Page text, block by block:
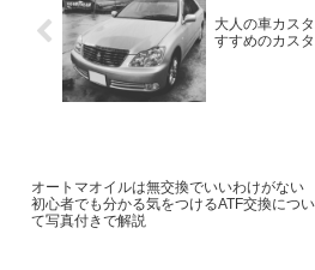
大人の車カス
すすめのカス
オートマオイルは無交換でいいわけがない
初心者でも分かる気をつけるATF交換につい
て写真付きで解説